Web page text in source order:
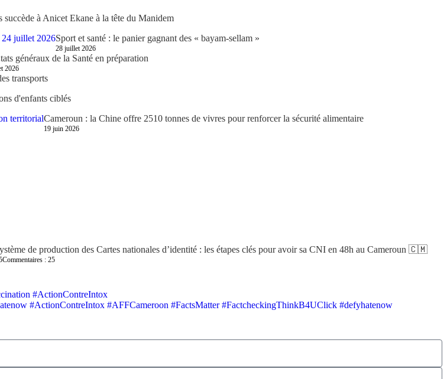
à Anicet Ekane à la tête du Manidem
Sport et santé : le panier gagnant des « bayam-sellam »
28 juillet 2026
généraux de la Santé en préparation
2026
transports
d'enfants ciblés
Cameroun : la Chine offre 2510 tonnes de vivres pour renforcer la sécurité alimentaire
19 juin 2026
de production des Cartes nationales d’identité : les étapes clés pour avoir sa CNI en 48h au Cameroun 🇨🇲
Commentaires : 25
#ActionContreIntox
#ActionContreIntox #AFFCameroon #FactsMatter #FactcheckingThinkB4UClick #defyhatenow